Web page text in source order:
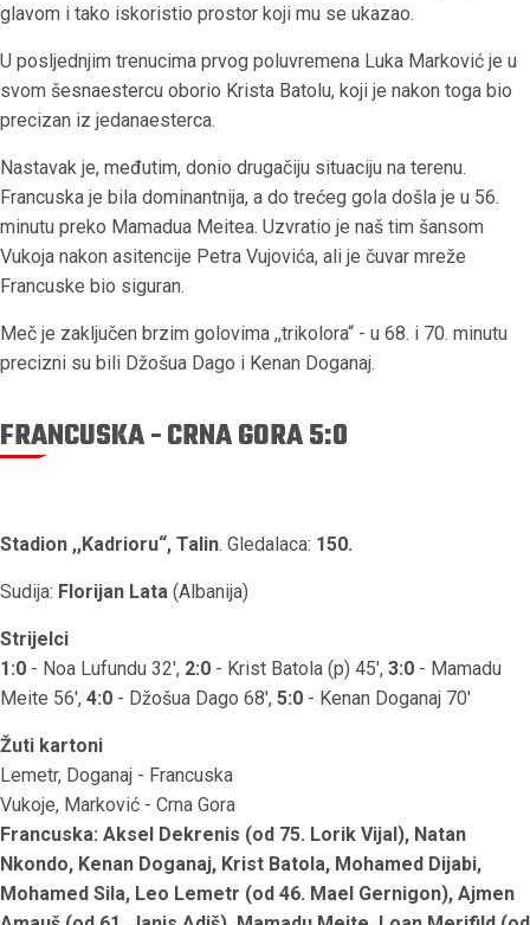
glavom i tako iskoristio prostor koji mu se ukazao.
U posljednjim trenucima prvog poluvremena Luka Marković je u
svom šesnaestercu oborio Krista Batolu, koji je nakon toga bio
precizan iz jedanaesterca.
Nastavak je, međutim, donio drugačiju situaciju na terenu.
Francuska je bila dominantnija, a do trećeg gola došla je u 56.
minutu preko Mamadua Meitea. Uzvratio je naš tim šansom
Vukoja nakon asitencije Petra Vujovića, ali je čuvar mreže
Francuske bio siguran.
Meč je zaključen brzim golovima ,,trikolora“ - u 68. i 70. minutu
precizni su bili Džošua Dago i Kenan Doganaj.
FRANCUSKA - CRNA GORA 5:0
Stadion ,,Kadrioru“, Talin. Gledalaca: 150.
Sudija: Florijan Lata (Albanija)
Strijelci
1:0 - Noa Lufundu 32', 2:0 - Krist Batola (p) 45', 3:0 - Mamadu
Meite 56', 4:0 - Džošua Dago 68', 5:0 - Kenan Doganaj 70'
Žuti kartoni
Lemetr, Doganaj - Francuska
Vukoje, Marković - Crna Gora
Francuska: Aksel Dekrenis (od 75. Lorik Vijal), Natan
Nkondo, Kenan Doganaj, Krist Batola, Mohamed Dijabi,
Mohamed Sila, Leo Lemetr (od 46. Mael Gernigon), Ajmen